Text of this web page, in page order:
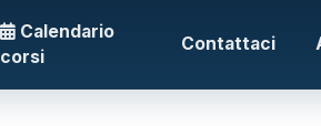
Calendario
corsi
Contattaci